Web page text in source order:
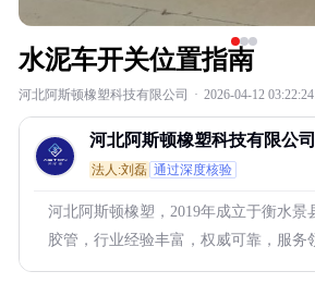
水泥车开关位置指南
河北阿斯顿橡塑科技有限公司 · 2026-04-12 03:22:24
河北阿斯顿橡塑科技有限公司
法人:刘磊 通过深度核验
河北阿斯顿橡塑，2019年成立于衡水景
胶管，行业经验丰富，权威可靠，服务